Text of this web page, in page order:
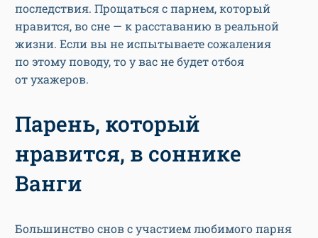
последствия. Прощаться с парнем, который
нравится, во сне — к расставанию в реальной
жизни. Если вы не испытываете сожаления
по этому поводу, то у вас не будет отбоя
от ухажеров.
Парень, который
нравится, в соннике
Ванги
Большинство снов с участием любимого парня